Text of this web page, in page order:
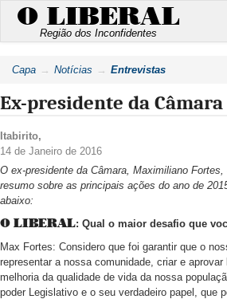
O LIBERAL
Região dos Inconfidentes
Capa Notícias Entrevistas
Ex-presidente da
Itabirito,
14 de Janeiro de 2016
O ex-presidente da Câmara, Maximiliano
resumo sobre as principais ações do ano de
abaixo:
O LIBERAL: Qual o maior desafio que
Max Fortes: Considero que foi garantir que o
representar a nossa comunidade, criar e
melhoria da qualidade de vida da nossa
poder Legislativo e o seu verdadeiro papel, que